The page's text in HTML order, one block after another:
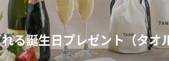
る誕生日プレゼント（タオ